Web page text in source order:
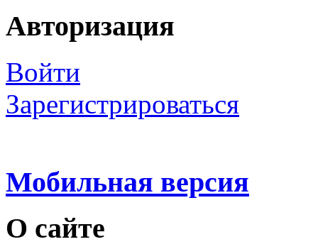
Авторизация
Войти
Зарегистрироваться
Мобильная версия
О сайте